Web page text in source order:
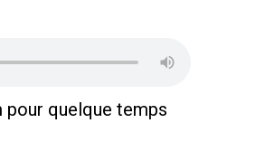
pour quelque temps